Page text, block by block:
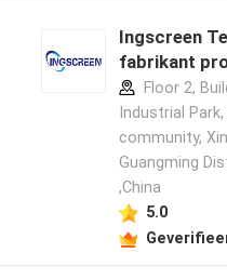
Ingscreen
fabrikant
Floor 2,
Industrial
community,
Guangming
,China
5.0